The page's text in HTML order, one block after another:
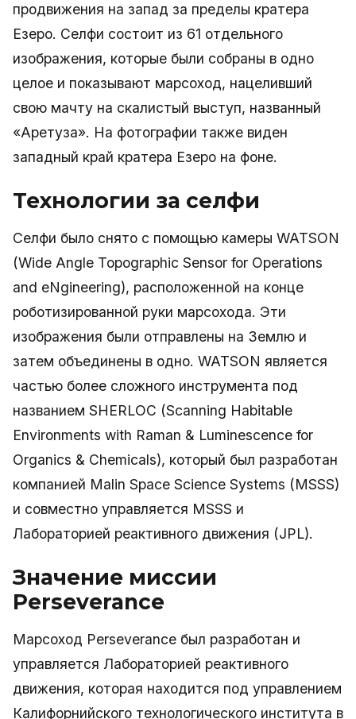
продвижения на запад за пределы кратера
Езеро. Селфи состоит из 61 отдельного
изображения, которые были собраны в одно
целое и показывают марсоход, нацеливший
свою мачту на скалистый выступ, названный
«Аретуза». На фотографии также виден
западный край кратера Езеро на фоне.
Технологии за селфи
Селфи было снято с помощью камеры WATSON
(Wide Angle Topographic Sensor for Operations
and eNgineering), расположенной на конце
роботизированной руки марсохода. Эти
изображения были отправлены на Землю и
затем объединены в одно. WATSON является
частью более сложного инструмента под
названием SHERLOC (Scanning Habitable
Environments with Raman & Luminescence for
Organics & Chemicals), который был разработан
компанией Malin Space Science Systems (MSSS)
и совместно управляется MSSS и
Лабораторией реактивного движения (JPL).
Значение миссии
Perseverance
Марсоход Perseverance был разработан и
управляется Лабораторией реактивного
движения, которая находится под управлением
Калифорнийского технологического института в